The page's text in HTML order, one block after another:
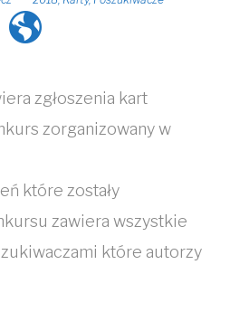
zgłoszenia kart
zorganizowany w
które zostały
zawiera wszystkie
które autorzy